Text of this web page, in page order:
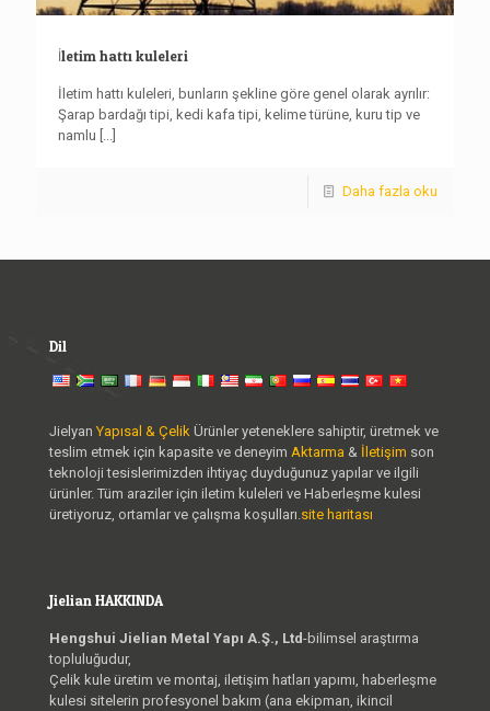
İletim hattı kuleleri
İletim hattı kuleleri, bunların şekline göre genel olarak ayrılır:
Şarap bardağı tipi, kedi kafa tipi, kelime türüne, kuru tip ve
namlu [...]
Daha fazla oku
Dil
Jielyan Yapısal & Çelik Ürünler yeteneklere sahiptir, üretmek ve
teslim etmek için kapasite ve deneyim Aktarma & İletişim son
teknoloji tesislerimizden ihtiyaç duyduğunuz yapılar ve ilgili
ürünler. Tüm araziler için iletim kuleleri ve Haberleşme kulesi
üretiyoruz, ortamlar ve çalışma koşulları. site haritası
Jielian HAKKINDA
Hengshui Jielian Metal Yapı A.Ş., Ltd-bilimsel araştırma
topluluğudur,
Çelik kule üretim ve montaj, iletişim hatları yapımı, haberleşme
kulesi sitelerin profesyonel bakım (ana ekipman, ikincil